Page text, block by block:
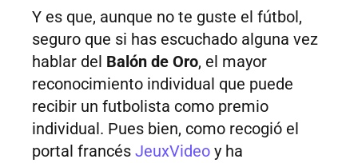
Y es que, aunque no te guste el fútbol,
seguro que si has escuchado alguna vez
hablar del Balón de Oro, el mayor
reconocimiento individual que puede
recibir un futbolista como premio
individual. Pues bien, como recogió el
portal francés JeuxVideo y ha